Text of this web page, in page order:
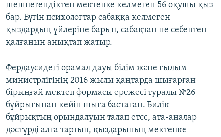
шешпегендіктен мектепке келмеген 56 оқушы қыз
бар. Бүгін психологтар сабаққа келмеген
қыздардың үйлеріне барып, сабақтан не себептен
қалғанын анықтап жатыр.
Фердаусидегі орамал дауы білім және ғылым
министрлігінің 2016 жылы қаңтарда шығарған
бірыңғай мектеп формасы ережесі туралы №26
бұйрығынан кейін шыға бастаған. Билік
бұйрықтың орындалуын талап етсе, ата-аналар
дәстүрді алға тартып, қыздарының мектепке